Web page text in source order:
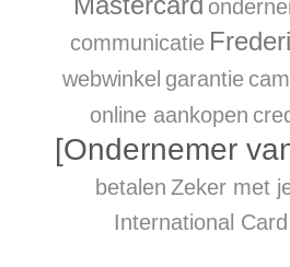
communicatie
webwinkel garantie
online aankopen
[Ondernemer
betalen Zeker met
International